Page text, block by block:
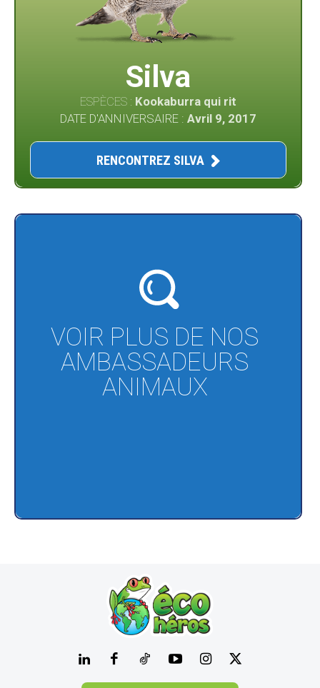
Silva
ESPÈCES : Kookaburra qui rit
DATE D'ANNIVERSAIRE :Avril 9, 2017
RENCONTREZ SILVA
VOIR PLUS DE NOS
AMBASSADEURS
ANIMAUX